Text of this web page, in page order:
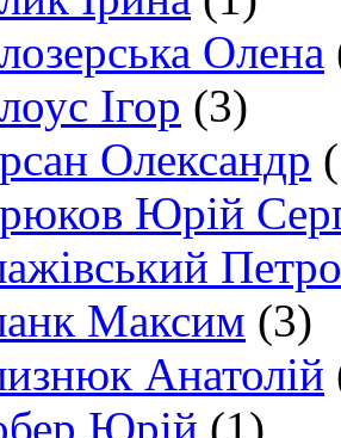
Олена
Ігор (3)
Олександр
Юрій
Петро
Максим (3)
Анатолій
Юрій (1)